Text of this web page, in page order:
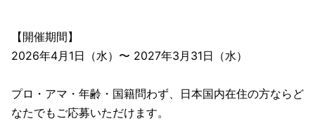
【開催期間】
2026年4月1日（水）〜 2027年3月31日（水）
プロ・アマ・年齢・国籍問わず、日本国内在住の方ならど
なたでもご応募いただけます。